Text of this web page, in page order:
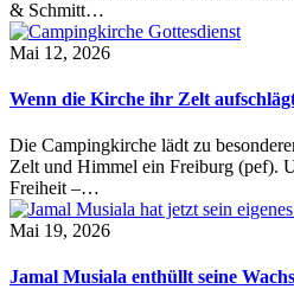
& Schmitt…
Mai 12, 2026
Wenn die Kirche ihr Zelt
Die Campingkirche lädt zu
Zelt und Himmel ein Freiburg (pef).
Freiheit –…
Mai 19, 2026
Jamal Musiala enthüllt seine